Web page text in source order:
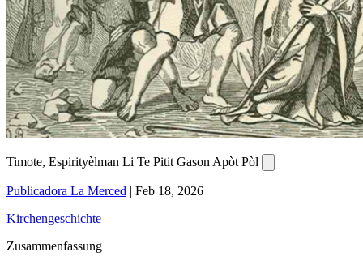
Timote, Espirityèlman Li Te Pitit Gason Apòt Pòl
Publicadora La Merced | Feb 18, 2026
Kirchengeschichte
Zusammenfassung